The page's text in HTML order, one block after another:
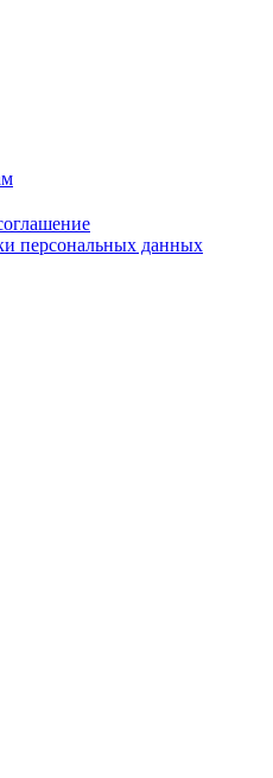
персональных данных